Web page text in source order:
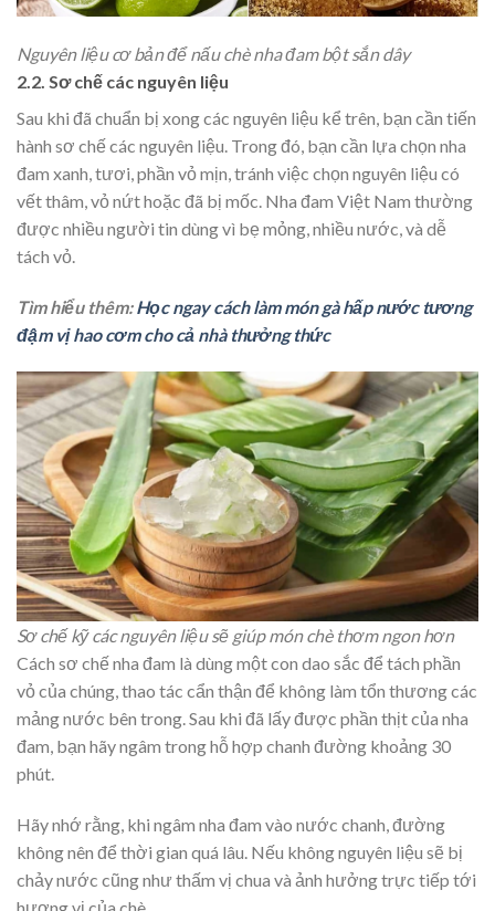
Nguyên liệu cơ bản để nấu chè nha đam bột sắn dây
2.2. Sơ chế các nguyên liệu
Sau khi đã chuẩn bị xong các nguyên liệu kể trên, bạn cần tiến
hành sơ chế các nguyên liệu. Trong đó, bạn cần lựa chọn nha
đam xanh, tươi, phần vỏ mịn, tránh việc chọn nguyên liệu có
vết thâm, vỏ nứt hoặc đã bị mốc. Nha đam Việt Nam thường
được nhiều người tin dùng vì bẹ mỏng, nhiều nước, và dễ
tách vỏ.
Tìm hiểu thêm:Học ngay cách làm món gà hấp nước tương
đậm vị hao cơm cho cả nhà thưởng thức
Sơ chế kỹ các nguyên liệu sẽ giúp món chè thơm ngon hơn
Cách sơ chế nha đam là dùng một con dao sắc để tách phần
vỏ của chúng, thao tác cẩn thận để không làm tổn thương các
mảng nước bên trong. Sau khi đã lấy được phần thịt của nha
đam, bạn hãy ngâm trong hỗ hợp chanh đường khoảng 30
phút.
Hãy nhớ rằng, khi ngâm nha đam vào nước chanh, đường
không nên để thời gian quá lâu. Nếu không nguyên liệu sẽ bị
chảy nước cũng như thấm vị chua và ảnh hưởng trực tiếp tới